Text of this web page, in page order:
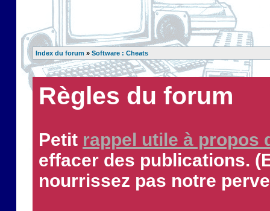
Index du forum » Software : Cheats
Règles du forum
Petit rappel utile à propos
effacer des publications.
nourrissez pas notre